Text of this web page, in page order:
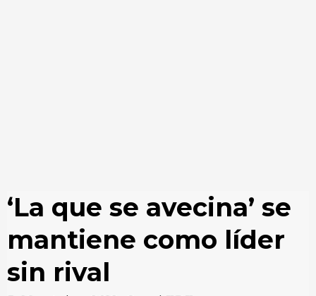
‘La que se avecina’ se
mantiene como líder
sin rival